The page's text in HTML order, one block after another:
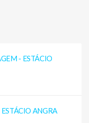
- ESTÁCIO
ANGRA